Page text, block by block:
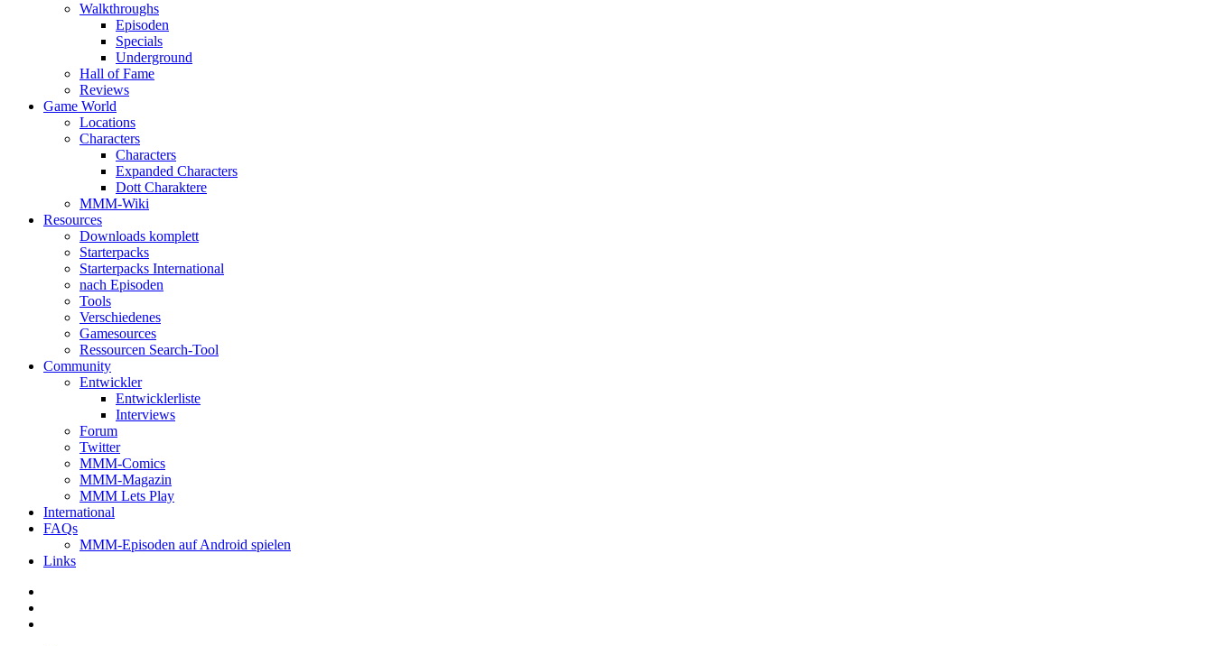
Walkthroughs
Episoden
Specials
Underground
Hall of Fame
Reviews
Game World
Locations
Characters
Characters
Expanded Characters
Dott Charaktere
MMM-Wiki
Resources
Downloads komplett
Starterpacks
Starterpacks International
nach Episoden
Tools
Verschiedenes
Gamesources
Ressourcen Search-Tool
Community
Entwickler
Entwicklerliste
Interviews
Forum
Twitter
MMM-Comics
MMM-Magazin
MMM Lets Play
International
FAQs
MMM-Episoden auf Android spielen
Links